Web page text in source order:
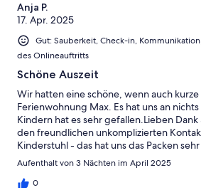
Anja P.
17. Apr. 2025
Gut: Sauberkeit, Check-in,
des Onlineauftritts
Schöne Auszeit
Wir hatten eine schöne, wenn auch
Ferienwohnung Max. Es hat uns an
Kindern hat es sehr gefallen.Lieben
den freundlichen unkomplizierten
Kinderstuhl - das hat uns das Packen
Gegend ist absolut eine Reise wert und
das letzte Mal gewesen sein!
Aufenthalt von 3 Nächten im April 2025
0